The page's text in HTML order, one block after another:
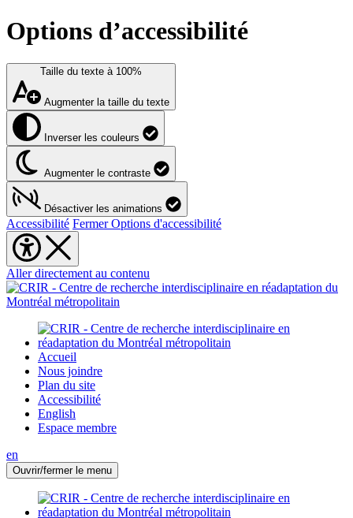
Options d’accessibilité
Taille du texte à 100%
Augmenter la taille du texte
Inverser les couleurs
Augmenter le contraste
Désactiver les animations
Accessibilité Fermer Options d'accessibilité
Aller directement au contenu
Accueil
Nous joindre
Plan du site
Accessibilité
English
Espace membre
en
Ouvrir/fermer le menu